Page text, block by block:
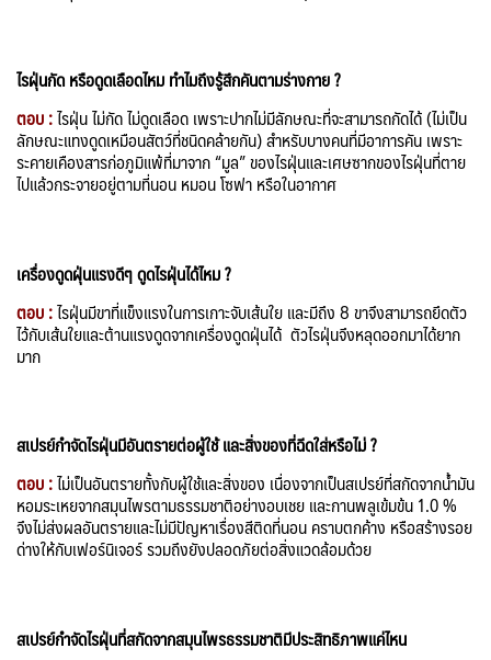
ไรฝุ่นกัด หรือดูดเลือดไหม ทำไมถึงรู้สึกคันตามร่างกาย?
ตอบ :ไรฝุ่น ไม่กัด ไม่ดูดเลือด เพราะปากไม่มีลักษณะที่จะสามารถกัดได้ (ไม่เป็น
ลักษณะแทงดูดเหมือนสัตว์ที่ชนิดคล้ายกัน) สำหรับบางคนที่มีอาการคัน เพราะ
ระคายเคืองสารก่อภูมิแพ้ที่มาจาก “มูล” ของไรฝุ่นและเศษซากของไรฝุ่นที่ตาย
ไปแล้วกระจายอยู่ตามที่นอน หมอน โซฟา หรือในอากาศ
เครื่องดูดฝุ่นแรงดีๆ ดูดไรฝุ่นได้ไหม ?
ตอบ :ไรฝุ่นมีขาที่แข็งแรงในการเกาะจับเส้นใย และมีถึง 8 ขาจึงสามารถยึดตัว
ไว้กับเส้นใยและต้านแรงดูดจากเครื่องดูดฝุ่นได้ ตัวไรฝุ่นจึงหลุดออกมาได้ยาก
มาก
สเปรย์กำจัดไรฝุ่นมีอันตรายต่อผู้ใช้ และสิ่งของที่ฉีดใส่หรือไม่ ?
ตอบ :ไม่เป็นอันตรายทั้งกับผู้ใช้และสิ่งของ เนื่องจากเป็นสเปรย์ที่สกัดจากน้ำมัน
หอมระเหยจากสมุนไพรตามธรรมชาติอย่างอบเชย และกานพลูเข้มข้น 1.0 %
จึงไม่ส่งผลอันตรายและไม่มีปัญหาเรื่องสีติดที่นอน คราบตกค้าง หรือสร้างรอย
ด่างให้กับเฟอร์นิเจอร์ รวมถึงยังปลอดภัยต่อสิ่งแวดล้อมด้วย
สเปรย์กำจัดไรฝุ่นที่สกัดจากสมุนไพรธรรมชาติมีประสิทธิภาพแค่ไหน